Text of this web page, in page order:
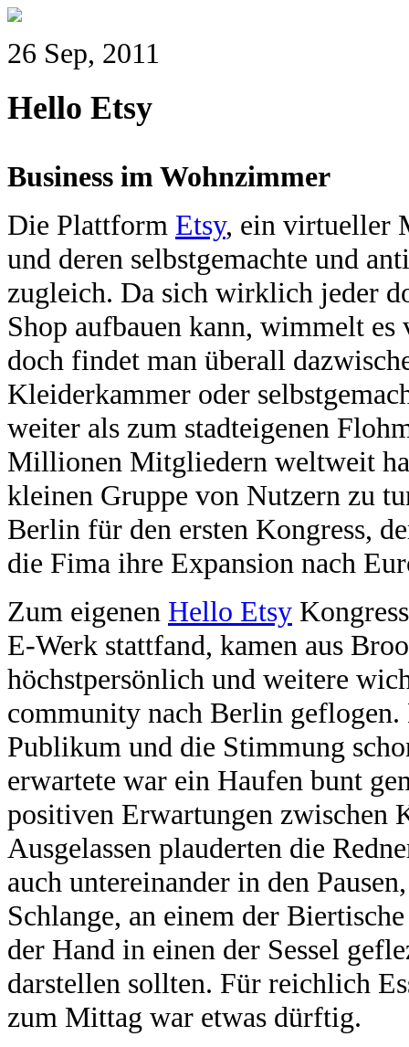
26 Sep, 2011
Hello Etsy
Business im Wohnzimmer
Die Plattform Etsy, ein virtueller
und deren selbstgemachte und
zugleich. Da sich wirklich jeder
Shop aufbauen kann, wimmelt
doch findet man überall
Kleiderkammer oder
weiter als zum stadteigenen
Millionen Mitgliedern weltweit
kleinen Gruppe von Nutzern zu
Berlin für den ersten Kongress,
die Fima ihre Expansion nach
Zum eigenen Hello Etsy
E-Werk stattfand, kamen aus
höchstpersönlich und weitere
community nach Berlin
Publikum und die Stimmung
erwartete war ein Haufen bunt
positiven Erwartungen zwischen
Ausgelassen plauderten die
auch untereinander in den
Schlange, an einem der
der Hand in einen der Sessel
darstellen sollten. Für reichlich
zum Mittag war etwas dürftig.